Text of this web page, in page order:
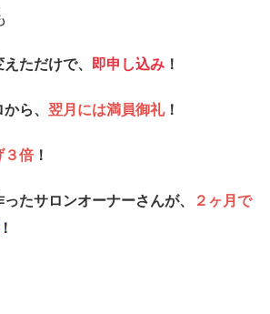
ただけで、 即申し込み ！
ら、 翌月には満員御礼！
３倍 ！
たサロンオーナーさんが、
２ヶ月で
！